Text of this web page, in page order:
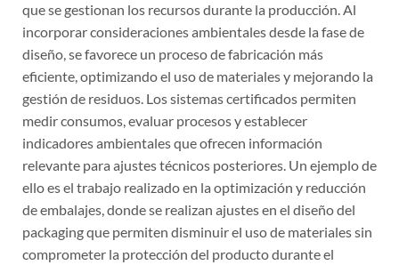
que se gestionan los recursos durante la producción. Al
incorporar consideraciones ambientales desde la fase de
diseño, se favorece un proceso de fabricación más
eficiente, optimizando el uso de materiales y mejorando la
gestión de residuos. Los sistemas certificados permiten
medir consumos, evaluar procesos y establecer
indicadores ambientales que ofrecen información
relevante para ajustes técnicos posteriores. Un ejemplo de
ello es el trabajo realizado en la optimización y reducción
de embalajes, donde se realizan ajustes en el diseño del
packaging que permiten disminuir el uso de materiales sin
comprometer la protección del producto durante el